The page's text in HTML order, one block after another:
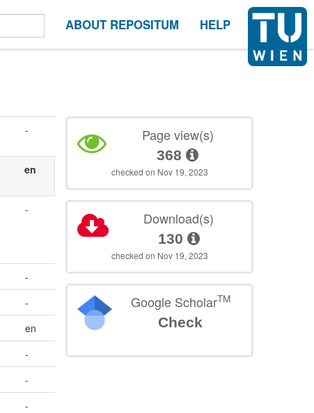
ABOUT REPOSITUM HELP
-
en
-
-
-
en
-
-
-
Page view(s)
368
checked on Nov 19, 2023
Download(s)
130
checked on Nov 19, 2023
Google ScholarTM
Check